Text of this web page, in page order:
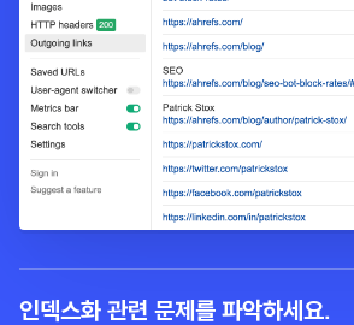
인덱스화 관련 문제를 파악하세요.